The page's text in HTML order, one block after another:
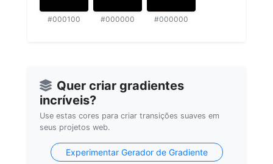
#000100 #000000 #000000
Quer criar gradientes
incríveis?
Use estas cores para criar transições suaves em
seus projetos web.
Experimentar Gerador de Gradiente